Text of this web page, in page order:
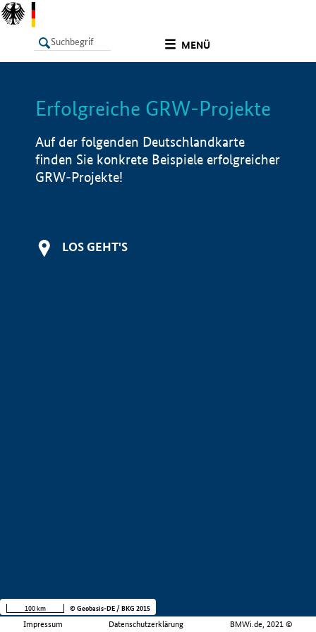
MENÜ
LISTE Info
Erfolgreiche GRW-Projekte
Auf der folgenden Deutschlandkarte
finden Sie konkrete Beispiele erfolgreicher
GRW-Projekte!
LOS GEHT'S
Impressum Datenschutzerklärung BMWi.de, 2021 ©
100 km © Geobasis-DE / BKG 2015